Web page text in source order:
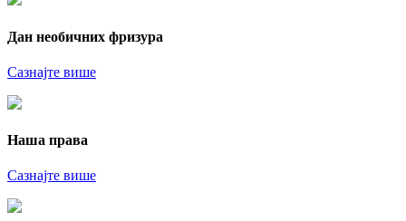
Дан необичних фризура
Сазнајте више
Наша права
Сазнајте више